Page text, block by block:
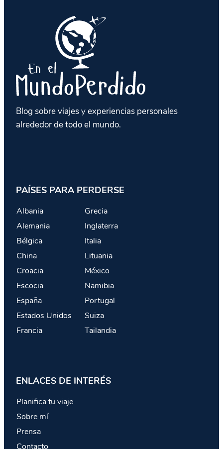
Blog sobre viajes y experiencias personales
alrededor de todo el mundo.
PAÍSES PARA PERDERSE
Albania
Alemania
Bélgica
China
Croacia
Escocia
España
Estados Unidos
Francia
Grecia
Inglaterra
Italia
Lituania
México
Namibia
Portugal
Suiza
Tailandia
ENLACES DE INTERÉS
Planifica tu viaje
Sobre mí
Prensa
Contacto